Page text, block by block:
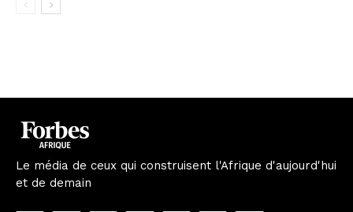
Le média de ceux qui construisent l'Afrique d'aujourd'hui
et de demain